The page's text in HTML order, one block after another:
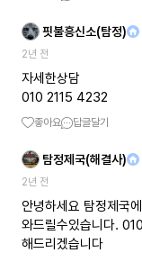
핏불흥신소(탐정)
2년 전
자세한상담
010 2115 4232
좋아요 답글달기
탐정제국(해결사)
2년 전
안녕하세요 탐정제국
와드릴수있습니다.
해드리겠습니다